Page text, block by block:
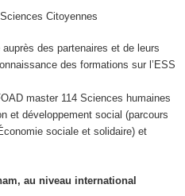
Citoyennes
des partenaires et de leurs
des formations sur l’ESS
master 114 Sciences humaines
et développement social (parcours
sociale et solidaire) et
au niveau international